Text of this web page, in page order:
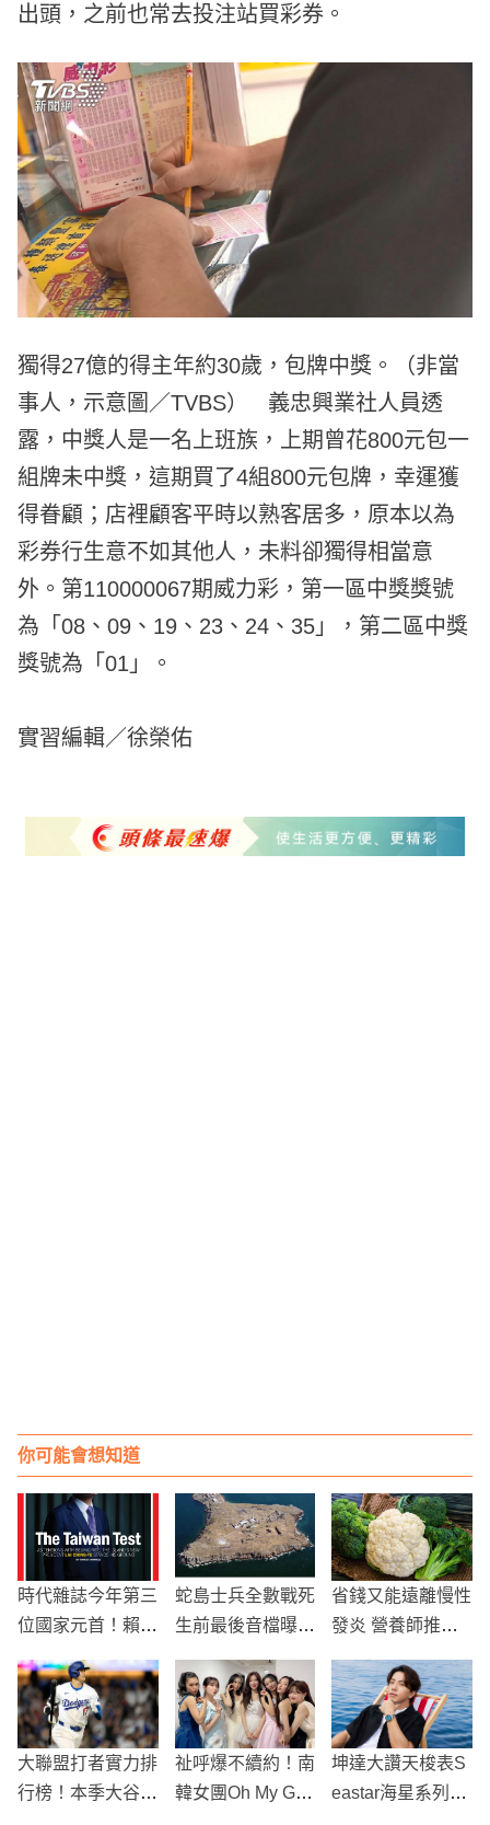
出頭，之前也常去投注站買彩券。
獨得27億的得主年約30歲，包牌中獎。（非當
事人，示意圖／TVBS） 義忠興業社人員透
露，中獎人是一名上班族，上期曾花800元包一
組牌未中獎，這期買了4組800元包牌，幸運獲
得眷顧；店裡顧客平時以熟客居多，原本以為
彩券行生意不如其他人，未料卻獨得相當意
外。第110000067期威力彩，第一區中獎獎號
為「08、09、19、23、24、35」，第二區中獎
獎號為「01」。
實習編輯／徐榮佑
你可能會想知道
時代雜誌今年第三
位國家元首！賴清
確保主權不被侵犯
蛇島士兵全數戰死
生前最後音檔曝
X的」
省錢又能遠離慢性
發炎 營養師推薦6
凍蔬菜
大聯盟打者實力排
行榜！本季大谷翔
祉呼爆不續約！南
韓女團Oh My Girl
坤達大讚天梭表S
eastar海星系列：